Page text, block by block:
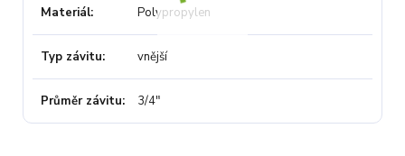
Materiál Polypropylen
Typ závitu vnější
Průměr závitu 3/4"